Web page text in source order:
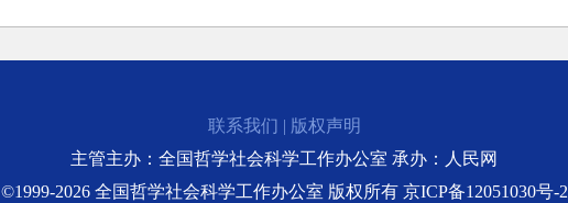
联系我们 | 版权声明
主管主办：全国哲学社会科学工作办公室 承办：人民网
©1999-2026 全国哲学社会科学工作办公室 版权所有 京ICP备12051030号-2